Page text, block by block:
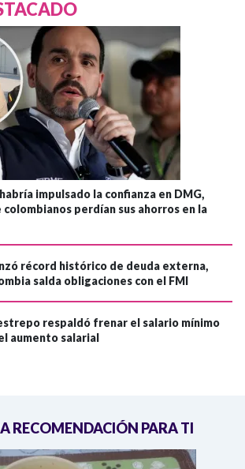
impulsado la confianza en DMG,
perdían sus ahorros en la
récord histórico de deuda externa,
salda obligaciones con el FMI
respaldó frenar el salario mínimo
aumento salarial
RECOMENDACIÓN PARA TI